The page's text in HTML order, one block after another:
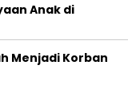
Anak di
Menjadi Korban